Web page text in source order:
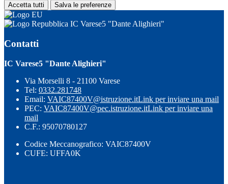
Accetta tutti Salva le preferenze
IC Varese5 "Dante Alighieri"
Contatti
IC Varese5 "Dante Alighieri"
Via Morselli 8 - 21100 Varese
Tel: 0332.281748
Email: VAIC87400V@istruzione.itLink per inviare una mail
PEC: VAIC87400V@pec.istruzione.itLink per inviare una
mail
C.F.: 95070780127
Codice Meccanografico: VAIC87400V
CUFE: UFFA0K